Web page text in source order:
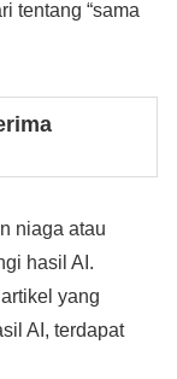
tentang “sama
niaga atau
hasil AI.
yang
AI, terdapat